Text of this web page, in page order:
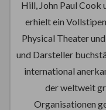
Hill, John Paul Cook
erhielt ein
Physical Theater
und Darsteller
international
der weltweit
Organisationen